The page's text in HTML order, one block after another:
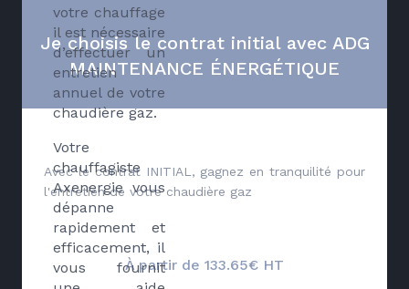
votre chauffage
il est nécessaire
d’effectuer un
entretien
annuel de votre
chaudière gaz.
Votre
chauffagiste
Axenergie vous
dépanne
rapidement et
efficacement, il
vous fournit
Je choisis le contrat initial avec ADG
MAINTENANCE ÉNERGÉTIQUE
Avec le contrat INITIAL, gagnez en tranquilité pour
l'entretien de votre chaudière gaz
À partir de 133.65€ HT